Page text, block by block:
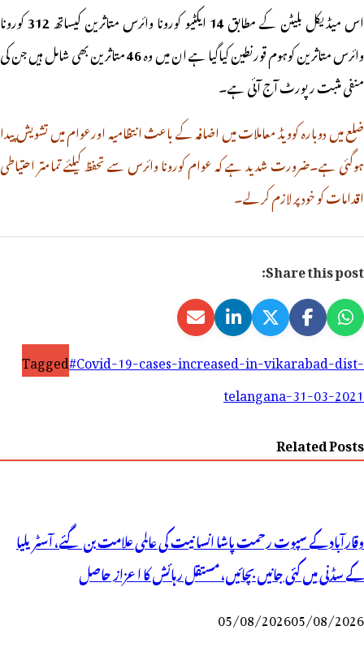
اس میڈیکل بلیٹن کے مطابق14ایکٹیو کورونا وائرس متاثرین کیساتھ312کورونا
وائرس متاثرین کوہوم قورنطین کیاگیا ہے ان میں وہ46متاثرین بھی شامل ہیں جن کی
منفی مثبت رپورٹ آج آئی ہے۔
ضلع میں دوبارہ کوویڈ معاملات میں اضافہ کے باعث انتظامیہ اورعوام میں تشویش پیدا
ہوگئی ہے۔ضرورت شدید ہے کہ عوام کورونا وائرس سے تحفظ کیلئے تمامتر احتیاطی
اقدامات کو خود پر لازم کرلے۔
Share this post:
Tagged#Covid-19-cases-increased-in-vikarabad-dist-
telangana-31-03-2021
Related Posts
وقارآباد کے سپوت رحمت پاشا انسانیت کی عالمی علامت بن گئے، آسٹریلیا
کے سڈنی میں کئی جانیں بچائیں، مستقل رہائش کا اعزاز حاصل
05/08/202605/08/2026